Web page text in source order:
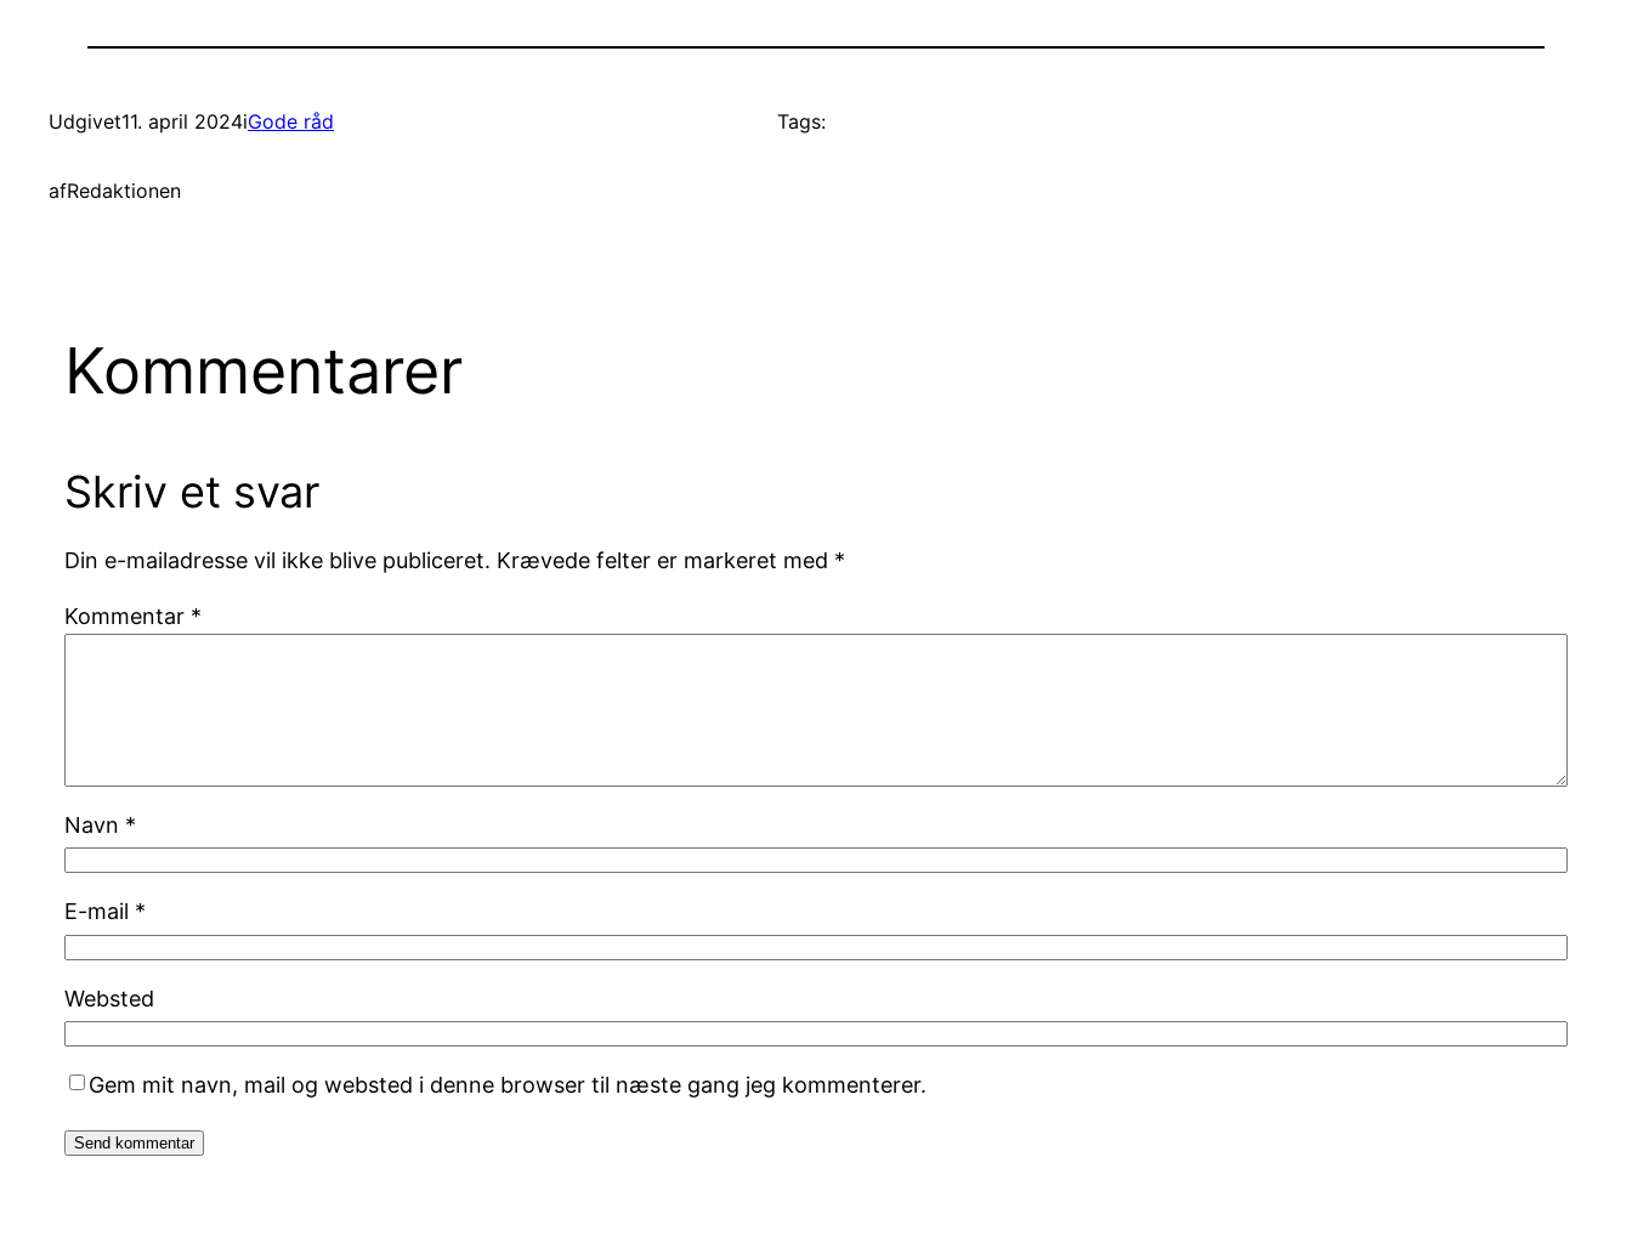
Udgivet11. april 2024iGode råd
afRedaktionen
Tags:
Kommentarer
Skriv et svar
Din e-mailadresse vil ikke blive publiceret. Krævede felter er markeret med *
Kommentar *
Navn *
E-mail *
Websted
Gem mit navn, mail og websted i denne browser til næste gang jeg kommenterer.